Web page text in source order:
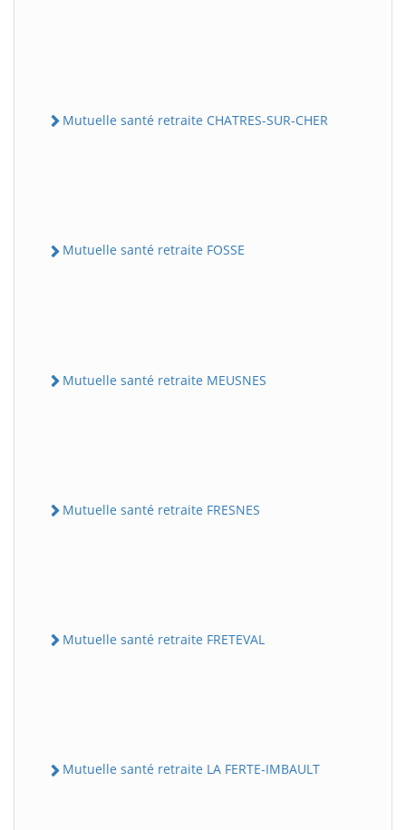
Mutuelle santé retraite CHATRES-SUR-CHER
Mutuelle santé retraite FOSSE
Mutuelle santé retraite MEUSNES
Mutuelle santé retraite FRESNES
Mutuelle santé retraite FRETEVAL
Mutuelle santé retraite LA FERTE-IMBAULT